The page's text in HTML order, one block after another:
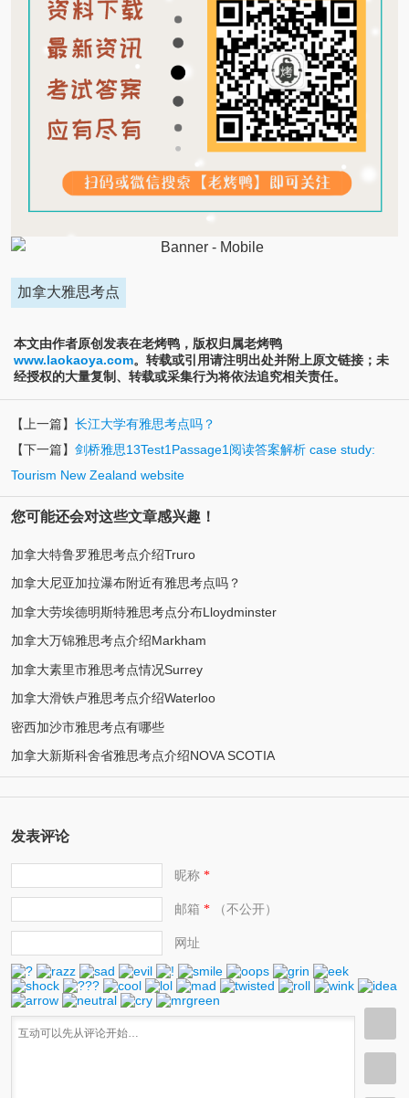
加拿大雅思考点
本文由作者原创发表在老烤鸭，版权归属老烤鸭
www.laokaoya.com。转载或引用请注明出处并附上原文链接；未
经授权的大量复制、转载或采集行为将依法追究相关责任。
【上一篇】 长江大学有雅思考点吗？
【下一篇】 剑桥雅思13Test1Passage1阅读答案解析 case study:
Tourism New Zealand website
您可能还会对这些文章感兴趣！
加拿大特鲁罗雅思考点介绍Truro
加拿大尼亚加拉瀑布附近有雅思考点吗？
加拿大劳埃德明斯特雅思考点分布Lloydminster
加拿大万锦雅思考点介绍Markham
加拿大素里市雅思考点情况Surrey
加拿大滑铁卢雅思考点介绍Waterloo
密西加沙市雅思考点有哪些
加拿大新斯科舍省雅思考点介绍NOVA SCOTIA
发表评论
昵称*
邮箱 *（不公开）
网址